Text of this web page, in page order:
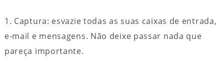
1. Captura: esvazie todas as suas caixas de entrada,
e-mail e mensagens. Não deixe passar nada que
pareça importante.